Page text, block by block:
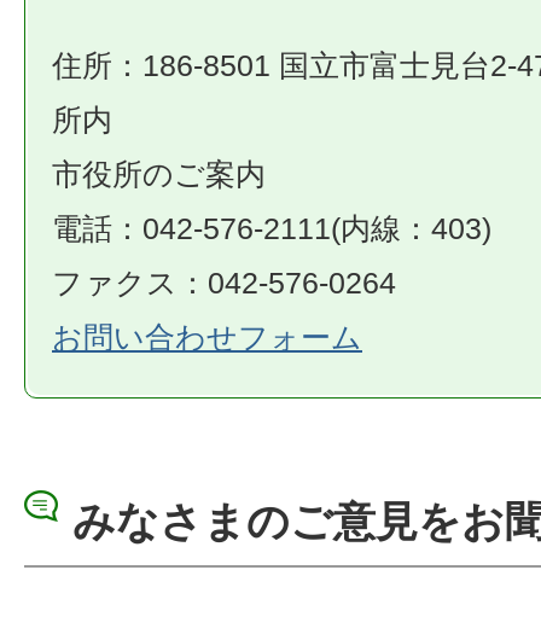
住所：186-8501 国立市富士見台2-
所内
市役所のご案内
電話：042-576-2111(内線：403)
ファクス：042-576-0264
お問い合わせフォーム
みなさまのご意見をお